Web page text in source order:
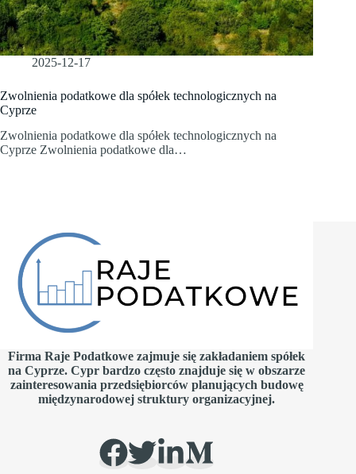
2025-12-17
Zwolnienia podatkowe dla spółek technologicznych na
Cyprze
Zwolnienia podatkowe dla spółek technologicznych na
Cyprze Zwolnienia podatkowe dla…
Firma Raje Podatkowe zajmuje się zakładaniem spółek
na Cyprze. Cypr bardzo często znajduje się w obszarze
zainteresowania przedsiębiorców planujących budowę
międzynarodowej struktury organizacyjnej.